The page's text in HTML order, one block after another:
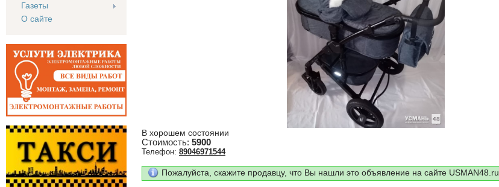
Газеты
О сайте
В хорошем состоянии
Стоимость: 5900
Телефон: 89046971544
Пожалуйста, скажите продавцу, что Вы нашли это объявление на сайте USMAN48.ru